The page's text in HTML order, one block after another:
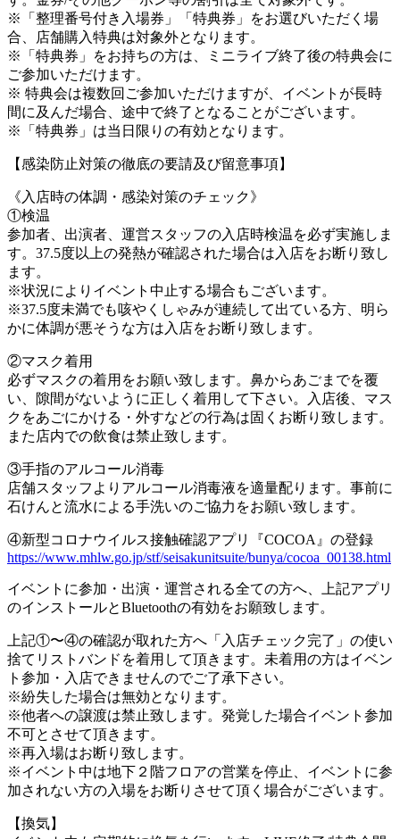
※「整理番号付き入場券」「特典券」をお選びいただく場
合、店舗購入特典は対象外となります。
※「特典券」をお持ちの方は、ミニライブ終了後の特典会に
ご参加いただけます。
※ 特典会は複数回ご参加いただけますが、イベントが長時
間に及んだ場合、途中で終了となることがございます。
※「特典券」は当日限りの有効となります。
【感染防止対策の徹底の要請及び留意事項】
《入店時の体調・感染対策のチェック》
①検温
参加者、出演者、運営スタッフの入店時検温を必ず実施しま
す。37.5度以上の発熱が確認された場合は入店をお断り致し
ます。
※状況によりイベント中止する場合もございます。
※37.5度未満でも咳やくしゃみが連続して出ている方、明ら
かに体調が悪そうな方は入店をお断り致します。
②マスク着用
必ずマスクの着用をお願い致します。鼻からあごまでを覆
い、隙間がないように正しく着用して下さい。入店後、マス
クをあごにかける・外すなどの行為は固くお断り致します。
また店内での飲食は禁止致します。
③手指のアルコール消毒
店舗スタッフよりアルコール消毒液を適量配ります。事前に
石けんと流水による手洗いのご協力をお願い致します。
④新型コロナウイルス接触確認アプリ『COCOA』の登録
https://www.mhlw.go.jp/stf/seisakunitsuite/bunya/cocoa_00138.html
イベントに参加・出演・運営される全ての方へ、上記アプリ
のインストールとBluetoothの有効をお願致します。
上記①〜④の確認が取れた方へ「入店チェック完了」の使い
捨てリストバンドを着用して頂きます。未着用の方はイベン
ト参加・入店できませんのでご了承下さい。
※紛失した場合は無効となります。
※他者への譲渡は禁止致します。発覚した場合イベント参加
不可とさせて頂きます。
※再入場はお断り致します。
※イベント中は地下２階フロアの営業を停止、イベントに参
加されない方の入場をお断りさせて頂く場合がございます。
【換気】